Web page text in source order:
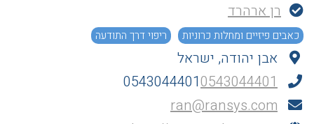
רן ארהרד
כאבים פיזיים ומחלות כרוניות ריפוי דרך התודעה
אבן יהודה, ישראל
05430444010543044401
ran@ransys.com